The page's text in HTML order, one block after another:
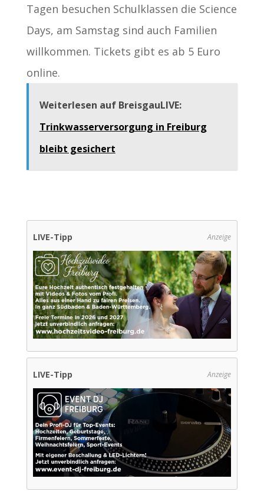
Tagen besuchen Schulklassen die Science
Days, am Samstag sind auch Familien
willkommen. Tickets gibt es ab 5 Euro
online.
Weiterlesen auf BreisgauLIVE:
Trinkwasserversorgung in Freiburg
bleibt gesichert
LIVE-Tipp Anzeige
LIVE-Tipp Anzeige